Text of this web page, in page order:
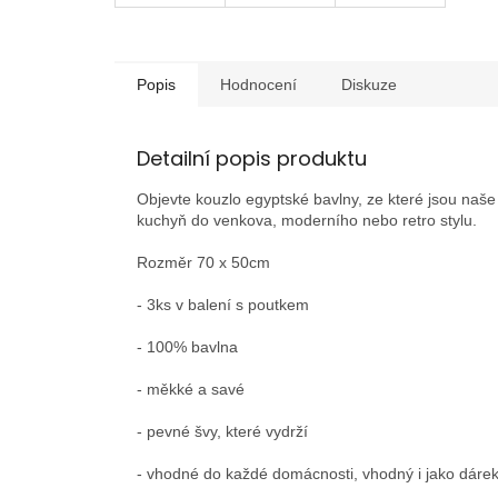
Popis Hodnocení Diskuze
Detailní popis produktu
Objevte kouzlo egyptské bavlny, ze které jsou
kuchyň do venkova, moderního nebo retro stylu.
Rozměr 70 x 50cm
- 3ks v balení s poutkem
- 100% bavlna
- měkké a savé
- pevné švy, které vydrží
- vhodné do každé domácnosti, vhodný i jako dárek